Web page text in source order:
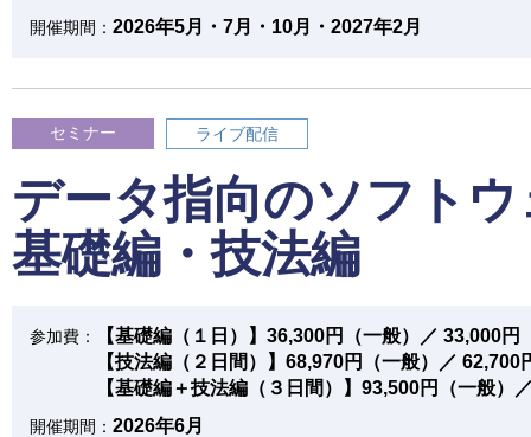
開催期間： 2026年5月・7月・10月・2027年2月
セミナー ライブ配信
データ指向のソフト
基礎編・技法編
参加費：
【基礎編（１日）】36,300円（一般）／ 33,000円
【技法編（２日間）】68,970円（一般）／ 62,700
【基礎編＋技法編（３日間）】93,500円（一般）
開催期間： 2026年6月